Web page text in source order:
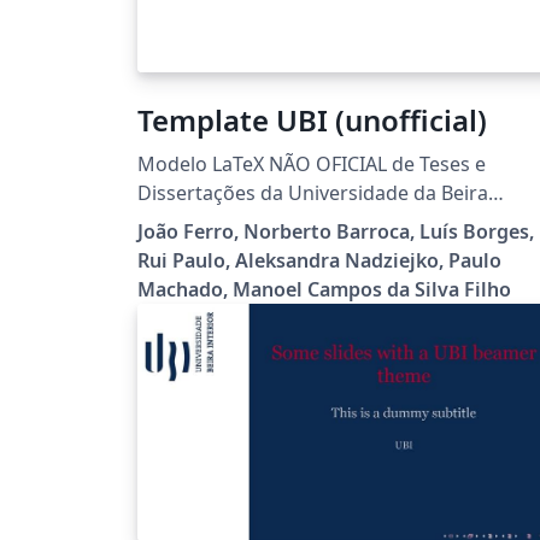
Template UBI (unofficial)
Modelo LaTeX NÃO OFICIAL de Teses e
Dissertações da Universidade da Beira
Interior (UBI) em Portugal, de acordo com o
despacho reitoral nº 2019/R/630. Esta é uma
versão reestruturada do projeto original que
conta com uma série de recursos e
características, como: separação total dos
comandos e formatação do template de
tese/dissertação; inclusão de metadados no
ficheiro PDF gerado (autor, assunto, etc);
João Ferro, Norberto Barroca, Luís Borges,
Rui Paulo, Aleksandra Nadziejko, Paulo
Machado, Manoel Campos da Silva Filho